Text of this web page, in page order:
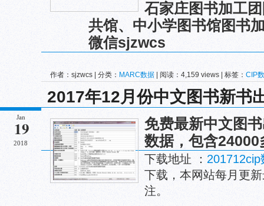
石家庄图书加工
共馆、中小学图书馆图书
微信sjzwcs
作者：sjzwcs | 分类： MARC数据 | 阅读：4,159 views | 标签： CIP
2017年12月份中文图书新书
Jan
19
2018
免费最新中文图
数据，包含24000
下载地址 ： 201712cip
下载，本网站每月更
注。